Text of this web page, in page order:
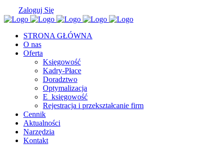
Zaloguj Się
STRONA GŁÓWNA
O nas
Oferta
Księgowość
Kadry-Płace
Doradztwo
Optymalizacja
E_księgowość
Rejestracja i przekształcanie firm
Cennik
Aktualności
Narzędzia
Kontakt